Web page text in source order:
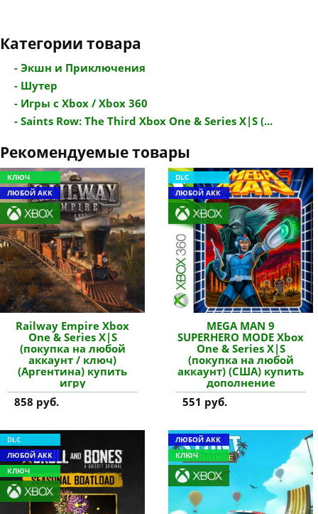
Категории товара
- Экшн и Приключения
- Шутер
- Игры с Xbox / Xbox 360
- Saints Row: The Third Xbox One & Series X|S (...
Рекомендуемые товары
КЛЮЧ
ЛЮБОЙ АКК
Railway Empire Xbox
One & Series X|S
(покупка на любой
аккаунт / ключ)
(Аргентина) купить
игру
858 руб.
DLC
ЛЮБОЙ АКК
MEGA MAN 9
SUPERHERO MODE Xbox
One & Series X|S
(покупка на любой
аккаунт) (США) купить
дополнение
551 руб.
DLC
ЛЮБОЙ АКК
КЛЮЧ
ЛЮБОЙ АКК
КЛЮЧ